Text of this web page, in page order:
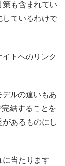
策も含まれてい
しているわけで
トへのリンク
ルの違いもあ
結することを
あるものにし
に当たります